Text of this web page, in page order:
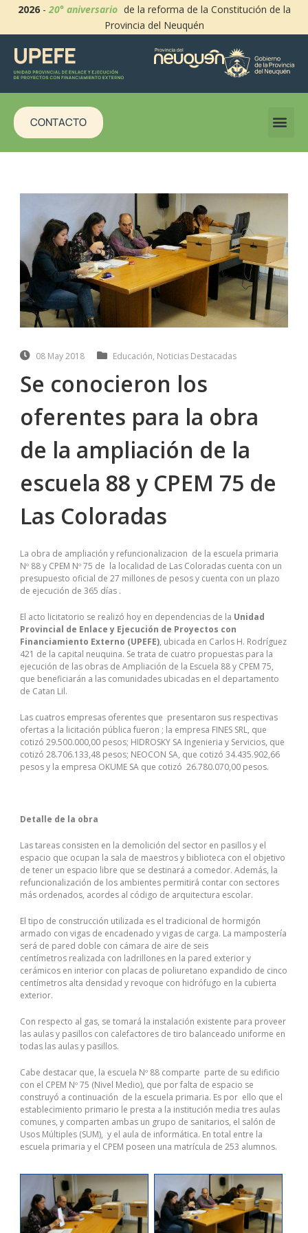
2026-20° aniversario de la reforma de la Constitución de la
Provincia del Neuquén
CONTACTO
08 May 2018 Educación, Noticias Destacadas
Se conocieron los
oferentes para la obra
de la ampliación de la
escuela 88 y CPEM 75 de
Las Coloradas
La obra de ampliación y refuncionalizacion de la escuela primaria
Nº 88 y CPEM Nº 75 de la localidad de Las Coloradas cuenta con un
presupuesto oficial de 27 millones de pesos y cuenta con un plazo
de ejecución de 365 días .
El acto licitatorio se realizó hoy en dependencias de la Unidad
Provincial de Enlace y Ejecución de Proyectos con
Financiamiento Externo (UPEFE), ubicada en Carlos H. Rodríguez
421 de la capital neuquina. Se trata de cuatro propuestas para la
ejecución de las obras de Ampliación de la Escuela 88 y CPEM 75,
que beneficiarán a las comunidades ubicadas en el departamento
de Catan Lil.
Las cuatros empresas oferentes que presentaron sus respectivas
ofertas a la licitación pública fueron ; la empresa FINES SRL, que
cotizó 29.500.000,00 pesos; HIDROSKY SA Ingenieria y Servicios, que
cotizó 28.706.133,48 pesos; NEOCON SA, que cotizó 34.435.902,66
pesos y la empresa OKUME SA que cotizó 26.780.070,00 pesos.
Detalle de la obra
Las tareas consisten en la demolición del sector en pasillos y el
espacio que ocupan la sala de maestros y biblioteca con el objetivo
de tener un espacio libre que se destinará a comedor. Además, la
refuncionalización de los ambientes permitirá contar con sectores
más ordenados, acordes al código de arquitectura escolar.
El tipo de construcción utilizada es el tradicional de hormigón
armado con vigas de encadenado y vigas de carga. La mampostería
será de pared doble con cámara de aire de seis
centímetros realizada con ladrillones en la pared exterior y
cerámicos en interior con placas de poliuretano expandido de cinco
centímetros alta densidad y revoque con hidrófugo en la cubierta
exterior.
Con respecto al gas, se tomará la instalación existente para proveer
las aulas y pasillos con calefactores de tiro balanceado uniforme en
todas las aulas y pasillos.
Cabe destacar que, la escuela Nº 88 comparte parte de su edificio
con el CPEM Nº 75 (Nivel Medio), que por falta de espacio se
construyó a continuación de la escuela primaria. Es por ello que el
establecimiento primario le presta a la institución media tres aulas
comunes, y comparten ambas un grupo de sanitarios, el salón de
Usos Múltiples (SUM), y el aula de informática. En total entre la
escuela primaria y el CPEM poseen una matrícula de 253 alumnos.